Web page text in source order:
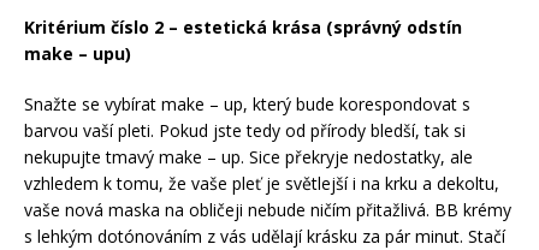
Kritérium číslo 2 – estetická krása (správný odstín
make – upu)
Snažte se vybírat make – up, který bude korespondovat s
barvou vaší pleti. Pokud jste tedy od přírody bledší, tak si
nekupujte tmavý make – up. Sice překryje nedostatky, ale
vzhledem k tomu, že vaše pleť je světlejší i na krku a dekoltu,
vaše nová maska na obličeji nebude ničím přitažlivá. BB krémy
s lehkým dotónováním z vás udělají krásku za pár minut. Stačí